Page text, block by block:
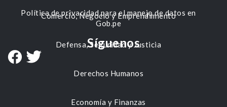
Comercio, Negocio y Emprendimiento
Defensa, Seguridad y Justicia
Derechos Humanos
Economía y Finanzas
Política de privacidad para el manejo de datos en
Gob.pe
Síguenos